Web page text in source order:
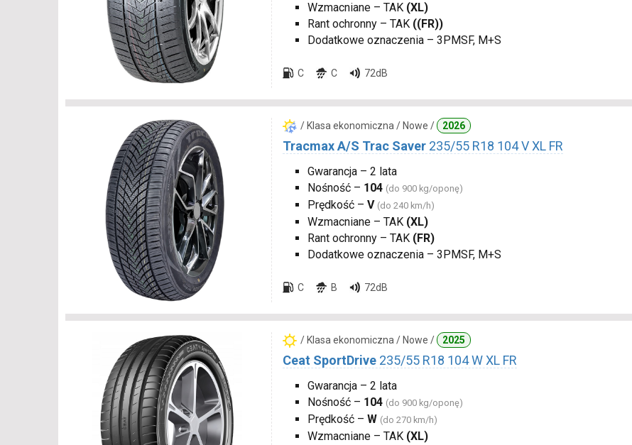
Wzmacniane – TAK (XL)
Rant ochronny – TAK ((FR))
Dodatkowe oznaczenia – 3PMSF, M+S
C C 72dB
/ Klasa ekonomiczna / Nowe / 2026
Tracmax A/S Trac Saver 235/55 R18 104 V XL FR
Gwarancja – 2 lata
Nośność – 104 (do 900 kg/oponę)
Prędkość – V (do 240 km/h)
Wzmacniane – TAK (XL)
Rant ochronny – TAK (FR)
Dodatkowe oznaczenia – 3PMSF, M+S
C B 72dB
/ Klasa ekonomiczna / Nowe / 2025
Ceat SportDrive 235/55 R18 104 W XL FR
Gwarancja – 2 lata
Nośność – 104 (do 900 kg/oponę)
Prędkość – W (do 270 km/h)
Wzmacniane – TAK (XL)